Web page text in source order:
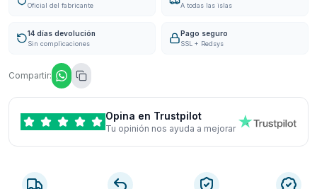
Oficial del fabricante A todas las islas
14 días devolución
Sin complicaciones
Pago seguro
SSL + Redsys
Compartir:
Opina en Trustpilot
Tu opinión nos ayuda a mejorar